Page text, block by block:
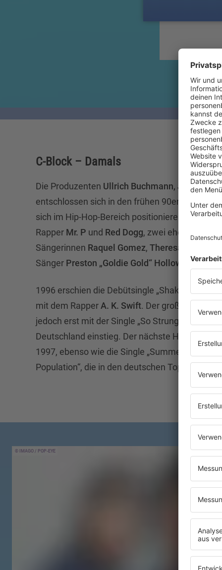
C-Block – Damals
Die Produzenten Ullrich Buchmann, Jörg
entschlossen sich in den frühen 90ern, eine
sich im Hip-Hop-Bereich positionieren würde.
Rapper Mr. P und Red Dogg, zwei ehemalige
Sängerinnen Raquel Gomez, Theresa „Misty“
Sänger Preston „Goldie Gold“ Holloway . Aus
1996 erschien die Debütsingle „Shake Dat
mit dem Rapper A. K. Swift. Der große
jedoch erst mit der Single „So Strung Out“, die
Deutschland einstieg. Der nächste Hit „Time Is
1997, ebenso wie die Single „Summertime“
Population“, die in den deutschen Top 20
IMAGO / POP-EYE